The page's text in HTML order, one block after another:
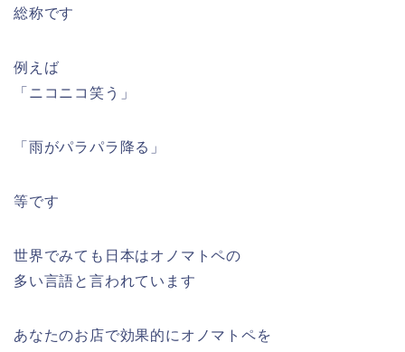
総称です
例えば
「ニコニコ笑う」
「雨がパラパラ降る」
等です
世界でみても日本はオノマトペの
多い言語と言われています
あなたのお店で効果的にオノマトペを